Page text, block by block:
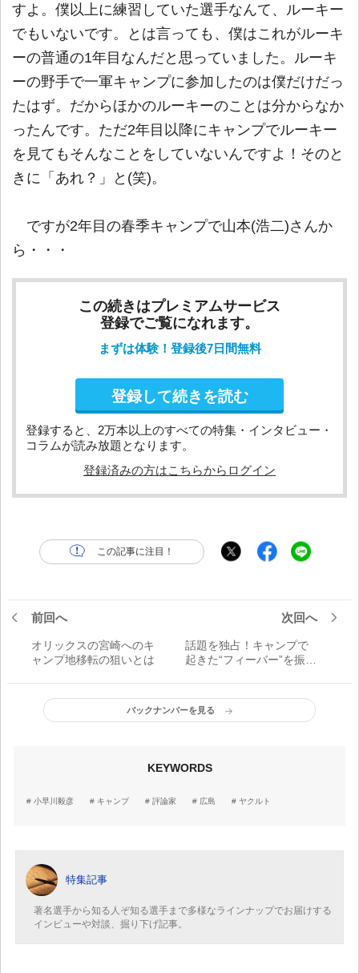
すよ。僕以上に練習していた選手なんて、ルーキー
でもいないです。とは言っても、僕はこれがルーキ
ーの普通の1年目なんだと思っていました。ルーキ
ーの野手で一軍キャンプに参加したのは僕だけだっ
たはず。だからほかのルーキーのことは分からなか
ったんです。ただ2年目以降にキャンプでルーキー
を見てもそんなことをしていないんですよ！そのと
きに「あれ？」と(笑)。
ですが2年目の春季キャンプで山本(浩二)さんか
ら・・・
この続きはプレミアムサービス
登録でご覧になれます。
まずは体験！登録後7日間無料
登録して続きを読む
登録すると、2万本以上のすべての特集・インタビュー・
コラムが読み放題となります。
登録済みの方はこちらからログイン
この記事に注目！
前回へ
オリックスの宮崎へのキ
ャンプ地移転の狙いとは
次回へ
話題を独占！キャンプで
起きた“フィーバー”を振り
バックナンバーを見る
KEYWORDS
小早川毅彦 キャンプ 評論家 広島 ヤクルト
特集記事
著名選手から知る人ぞ知る選手まで多様なラインナップでお届けする
インビューや対談、掘り下げ記事。